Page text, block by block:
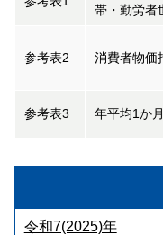
令和7(2025)年
帯・勤労者
参考表2 消費者物価
参考表3 年平均1か